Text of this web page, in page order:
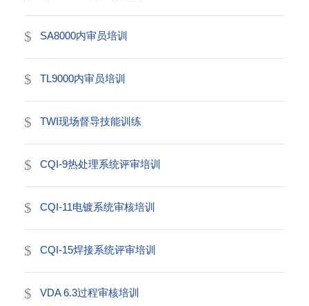
SA8000内审员培训
TL9000内审员培训
TWI现场督导技能训练
CQI-9热处理系统评审培训
CQI-11电镀系统审核培训
CQI-15焊接系统评审培训
VDA 6.3过程审核培训